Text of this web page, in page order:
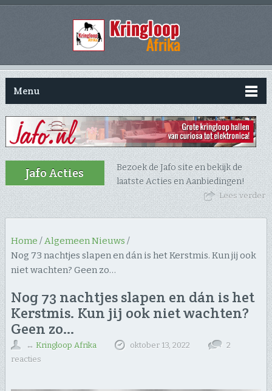
Menu
Jafo Acties
Bezoek de Jafo site en bekijk de
laatste Acties en Aanbiedingen!
Lees verder
Home /Algemeen Nieuws /
Nog 73 nachtjes slapen en dán is het Kerstmis. Kun jij ook
niet wachten? Geen zo…
Nog 73 nachtjes slapen en dán is het
Kerstmis. Kun jij ook niet wachten?
Geen zo…
↔ Kringloop Afrika oktober 13, 2022
2
reacties